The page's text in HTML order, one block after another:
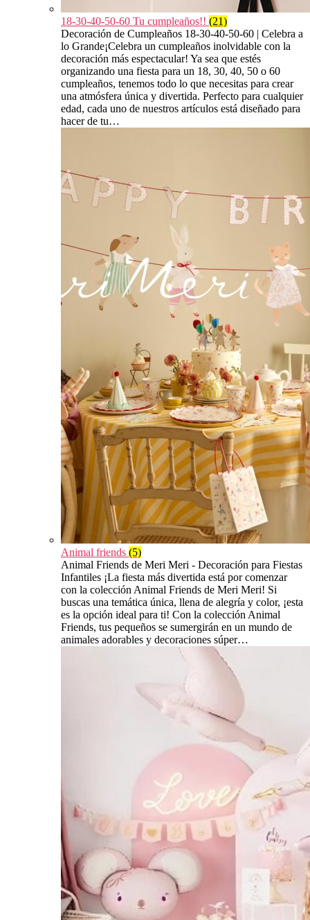
18-30-40-50-60 Tu cumpleaños!! (21)
Decoración de Cumpleaños 18-30-40-50-60 | Celebra a
lo Grande¡Celebra un cumpleaños inolvidable con la
decoración más espectacular! Ya sea que estés
organizando una fiesta para un 18, 30, 40, 50 o 60
cumpleaños, tenemos todo lo que necesitas para crear
una atmósfera única y divertida. Perfecto para cualquier
edad, cada uno de nuestros artículos está diseñado para
hacer de tu…
Animal friends (5)
Animal Friends de Meri Meri - Decoración para Fiestas
Infantiles ¡La fiesta más divertida está por comenzar
con la colección Animal Friends de Meri Meri! Si
buscas una temática única, llena de alegría y color, ¡esta
es la opción ideal para ti! Con la colección Animal
Friends, tus pequeños se sumergirán en un mundo de
animales adorables y decoraciones súper…